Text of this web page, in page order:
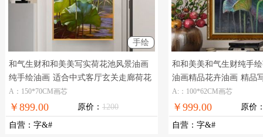
手绘
和气生财和和美美写实荷花池风景油画
纯手绘油画 适合中式客厅玄关走廊荷花
风景油画
A：150*70CM画芯
￥899.00 原价： 1200
自营 ： 字&#
和和美美和气生财纯手
油画精品花卉油画 精品
油画写实荷花
A:：100*62CM画芯
￥999.00 原价
自营 ： 字&#